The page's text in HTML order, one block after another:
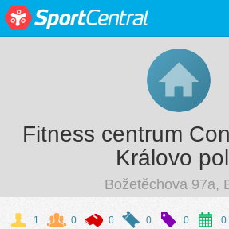
Fitness centrum
Královo
Božetěchova 97a,
1 0 0 0 0 0